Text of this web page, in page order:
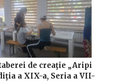
de creaţie „Aripi
a XIX-a, Seria a VII-